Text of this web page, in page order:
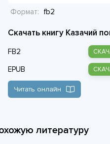
Формат:
fb2
Скачать книгу Казачий
FB2
EPUB
Читать онлайн
литературу